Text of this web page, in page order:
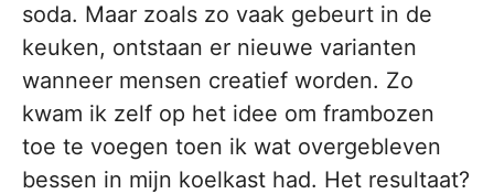
soda. Maar zoals zo vaak gebeurt in de
keuken, ontstaan er nieuwe varianten
wanneer mensen creatief worden. Zo
kwam ik zelf op het idee om frambozen
toe te voegen toen ik wat overgebleven
bessen in mijn koelkast had. Het resultaat?